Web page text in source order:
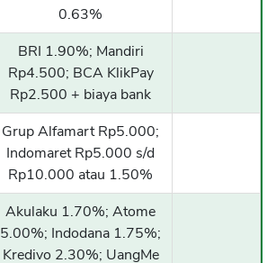
0.63%
BRI 1.90%; Mandiri
Rp4.500; BCA KlikPay
Rp2.500 + biaya bank
Grup Alfamart Rp5.000;
Indomaret Rp5.000 s/d
Rp10.000 atau 1.50%
Akulaku 1.70%; Atome
5.00%; Indodana 1.75%;
Kredivo 2.30%; UangMe
CANCEL